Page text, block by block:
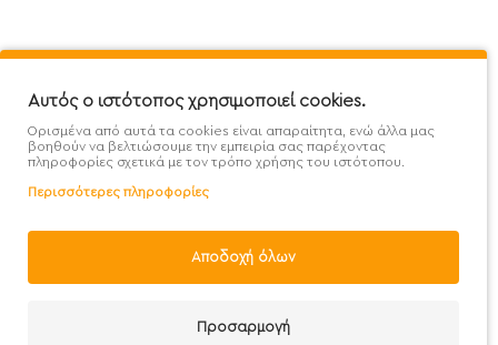
Προσφορές - Clearence GDPR
Χονδρική
Handcrafted with 💙 in Athens
Αυτός ο ιστότοπος χρησιμοποιεί cookies.
Ορισμένα από αυτά τα cookies είναι απαραίτητα, ενώ άλλα μας
βοηθούν να βελτιώσουμε την εμπειρία σας παρέχοντας
πληροφορίες σχετικά με τον τρόπο χρήσης του ιστότοπου.
Περισσότερες πληροφορίες
Αποδοχή όλων
Προσαρμογή